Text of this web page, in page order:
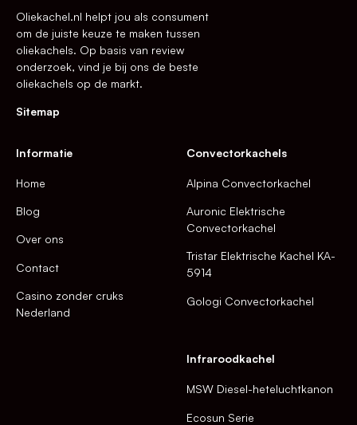
Oliekachel.nl helpt jou als consument
om de juiste keuze te maken tussen
oliekachels. Op basis van review
onderzoek, vind je bij ons de beste
oliekachels op de markt.
Sitemap
Informatie
Home
Blog
Over ons
Contact
Casino zonder cruks
Nederland
Convectorkachels
Alpina Convectorkachel
Auronic Elektrische
Convectorkachel
Tristar Elektrische Kachel KA-
5914
Gologi Convectorkachel
Infraroodkachel
MSW Diesel-heteluchtkanon
Ecosun Serie